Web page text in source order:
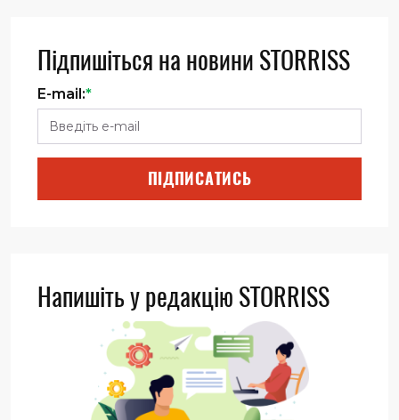
Підпишіться на новини STORRISS
E-mail:*
ПІДПИСАТИСЬ
Напишіть у редакцію STORRISS